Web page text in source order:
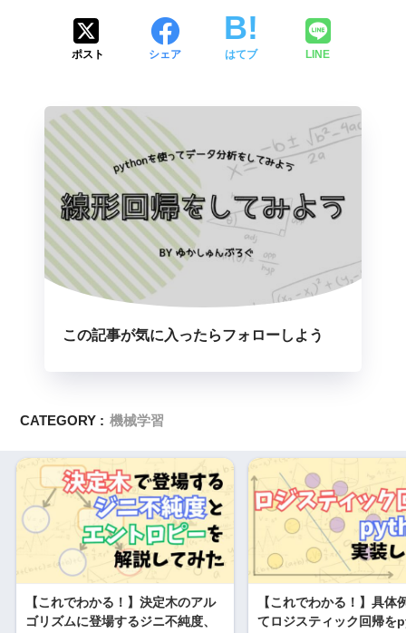
ポスト シェア はてブ LINE
この記事が気に入ったらフォローしよう
CATEGORY : 機械学習
【これでわかる！】決定木のアル
ゴリズムに登場するジニ不純度、
【これでわかる！】具体
てロジスティック回帰を